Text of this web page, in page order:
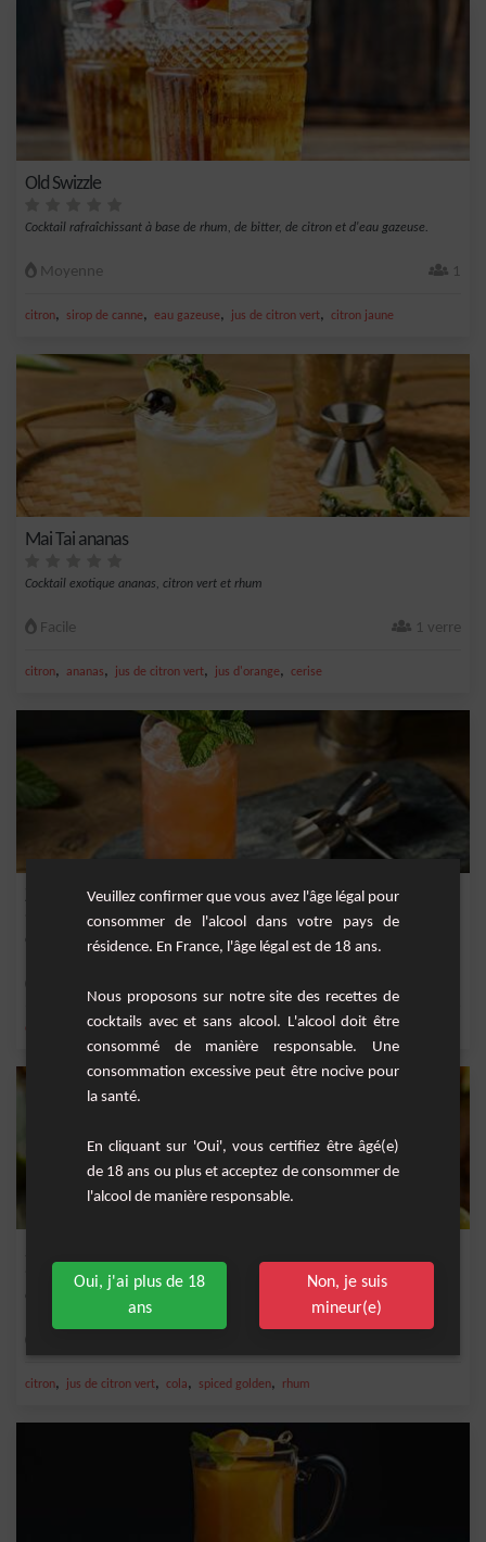
Old Swizzle
Cocktail rafraîchissant à base de rhum, de bitter, de citron et d'eau gazeuse.
Moyenne 1
citron, sirop de canne, eau gazeuse, jus de citron vert, citron jaune
Mai Tai ananas
Cocktail exotique ananas, citron vert et rhum
Facile 1 verre
citron, ananas, jus de citron vert, jus d'orange, cerise
Zombie
Cocktail original au goût fruité mais corsé.
citron rhum blanc 40° ,sirop de canne ,jus d'ananas,jus de citron vert
Cocktail rafraîchissant à base de Spiced golden cola et jus de citron frais.
citron, jus de citron vert, cola, spiced golden, rhum
Veuillez confirmer que vous avez l'âge légal pour
consommer de l'alcool dans votre pays de
résidence. En France, l'âge légal est de 18 ans.
Nous proposons sur notre site des recettes de
cocktails avec et sans alcool. L'alcool doit être
consommé de manière responsable. Une
consommation excessive peut être nocive pour
la santé.
En cliquant sur 'Oui', vous certifiez être âgé(e)
de 18 ans ou plus et acceptez de consommer de
l'alcool de manière responsable.
Oui, j'ai plus de 18
ans
Non, je suis
mineur(e)